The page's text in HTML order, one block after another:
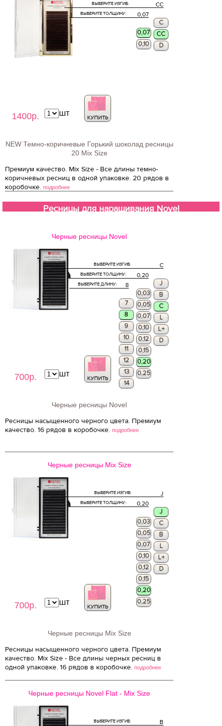
1400р.
CC
ВЫБЕРИТЕ ИЗГИБ:
0,07
ВЫБЕРИТЕ ТОЛЩИНУ:
C
CC
0,07
0,10
D
КУПИТЬ
шт
NEW Темно-коричневые Горький шоколад ресницы
20 Mix Size
Премиум качество. Mix Size - Все длины темно-
коричневых ресниц в одной упаковке. 20 рядов в
коробочке. подробнее
Ресницы для наращивания Novel
Черные ресницы Novel
700р.
C
ВЫБЕРИТЕ ИЗГИБ:
0,20
ВЫБЕРИТЕ ТОЛЩИНУ:
8
ВЫБЕРИТЕ ДЛИНУ:
J
B
C
0,03
0,05
0,07
0,10
0,12
0,15
0,20
7
8
9
10
11
12
13
14
0,25
L
L+
D
КУПИТЬ
шт
Черные ресницы Novel
Ресницы насыщенного черного цвета. Премиум
качество. 16 рядов в коробочке. подробнее
Черные ресницы Mix Size
700р.
J
ВЫБЕРИТЕ ИЗГИБ:
0,20
ВЫБЕРИТЕ ТОЛЩИНУ:
J
0,03
0,05
0,07
0,10
0,12
0,15
0,20
0,25
C
B
L
L+
D
КУПИТЬ
шт
Черные ресницы Mix Size
Ресницы насыщенного черного цвета. Премиум
качество. Mix Size - Все длины черных ресниц в
одной упаковке. 16 рядов в коробочке. подробнее
Черные ресницы Novel Flat - Mix Size
B
ВЫБЕРИТЕ ИЗГИБ: